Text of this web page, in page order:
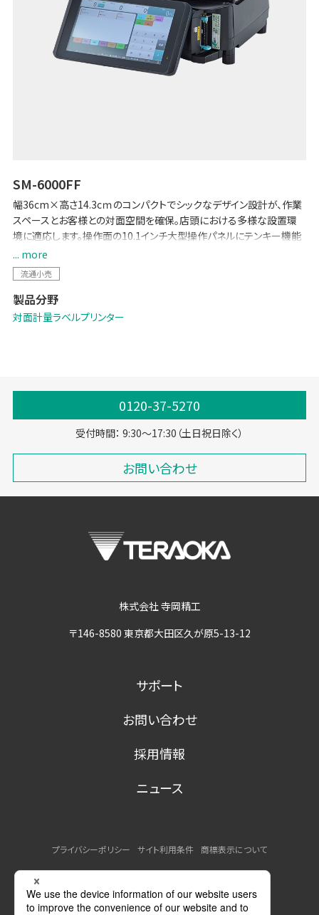
SM-6000FF
幅36cm×高さ14.3cｍのコンパクトでシックなデザイン設計が、作業
スペースとお客様との対面空間を確保。店頭における多様な設置環
境に適応します。操作面の10.1インチ大型操作パネルにテンキー機能
を収め、直感的な操作性と衛生的な運用管理を実現します。
... more
流通小売
製品分野
対面計量ラベルプリンター
0120-37-5270
受付時間： 9:30～17:30（土日祝日除く）
お問い合わせ
株式会社 寺岡精工
〒146-8580 東京都大田区久が原5-13-12
サポート
お問い合わせ
採用情報
ニュース
プライバシーポリシー サイト利用条件
商標表示について
MSDSの提供について